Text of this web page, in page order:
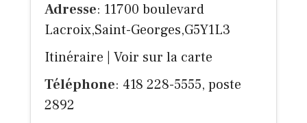
Adresse: 11700 boulevard
Lacroix,Saint-Georges,G5Y1L3
Itinéraire
Voir sur la carte
Téléphone: 418 228-5555, poste
2892